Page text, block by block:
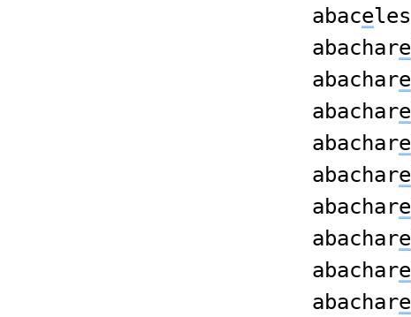
abaceles
abachare
abachare
abachare
abachare
abachare
abachare
abachare
abachare
abachare